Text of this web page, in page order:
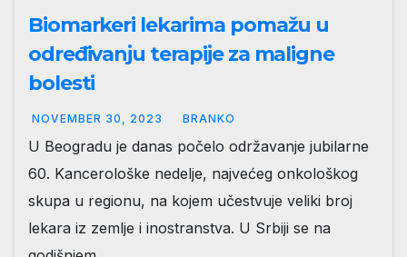
Biomarkeri lekarima pomažu u
određivanju terapije za maligne
bolesti
NOVEMBER 30, 2023 BRANKO
U Beogradu je danas počelo održavanje jubilarne
60. Kancerološke nedelje, najvećeg onkološkog
skupa u regionu, na kojem učestvuje veliki broj
lekara iz zemlje i inostranstva. U Srbiji se na